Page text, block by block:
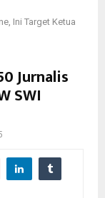
Ini Target Ketua
Jurnalis
SWI